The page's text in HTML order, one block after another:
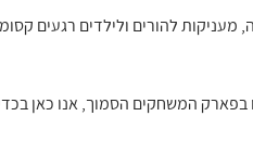
להורים ולילדים רגעים
המשחקים הסמוך, אנו כאן